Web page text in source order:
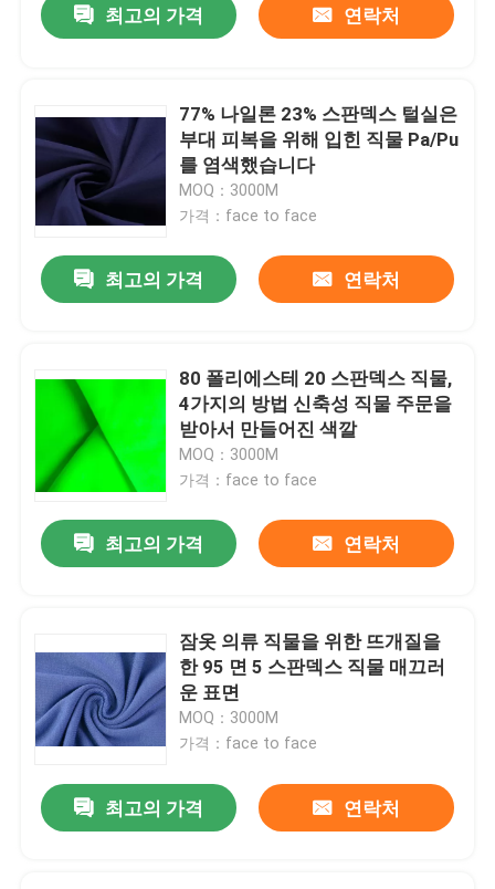
최고의 가격 연락처
77% 나일론 23% 스판덱스 털실은
부대 피복을 위해 입힌 직물 Pa/Pu
를 염색했습니다
MOQ：3000M
가격：face to face
최고의 가격 연락처
80 폴리에스테 20 스판덱스 직물,
4가지의 방법 신축성 직물 주문을
받아서 만들어진 색깔
MOQ：3000M
가격：face to face
최고의 가격 연락처
잠옷 의류 직물을 위한 뜨개질을
한 95 면 5 스판덱스 직물 매끄러
운 표면
MOQ：3000M
가격：face to face
최고의 가격 연락처